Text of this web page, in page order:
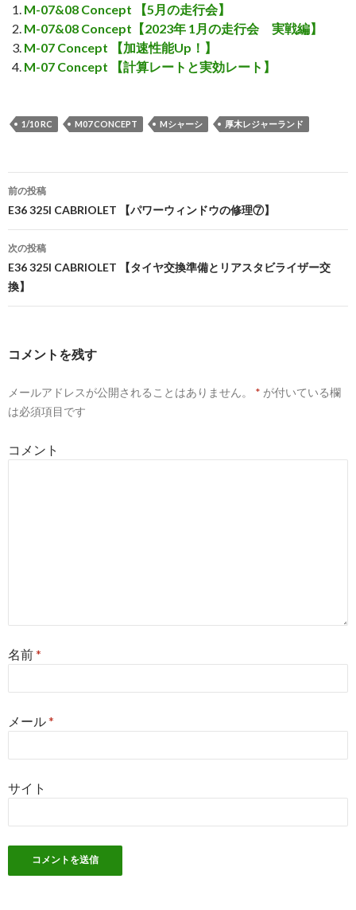
M-07&08 Concept 【5月の走行会】
M-07&08 Concept【2023年 1月の走行会 実戦編】
M-07 Concept 【加速性能Up！】
M-07 Concept 【計算レートと実効レート】
1/10 RC M07 CONCEPT Mシャーシ 厚木レジャーランド
投
稿
ナ
ビ
ー
ョ
前の投稿
E36 325I CABRIOLET 【パワーウィンドウの修理⑦】
次の投稿
E36 325I CABRIOLET 【タイヤ交換準備とリアスタビライザー交
換】
コメントを残す
メールアドレスが公開されることはありません。 * が付いている欄
は必須項目です
コメント
名前*
メール*
サイト